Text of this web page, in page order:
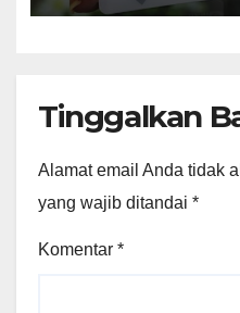
Tinggalkan
Alamat email Anda tidak
yang wajib ditandai *
Komentar *